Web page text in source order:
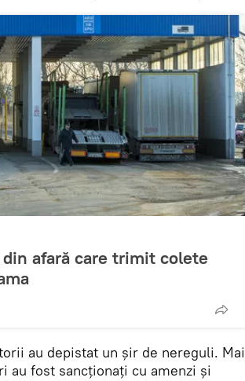
afară care trimit colete
au depistat un șir de nereguli. Mai
au fost sancționați cu amenzi și